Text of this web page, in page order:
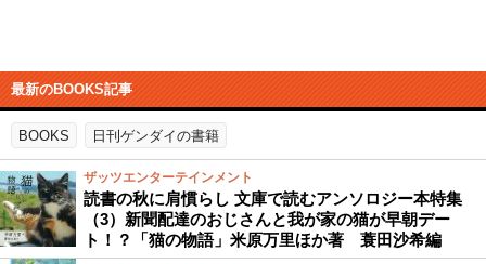
最新のBOOKS記事
BOOKS 日刊ゲンダイの書籍
ザッツエンターテインメント
読書の秋に肩慣らし 文庫で読むアンソロジー本特集
（3）新聞配達のおじさんと我が家の猫が早朝デー
ト！？「猫の物語」米原万里ほか著 蓑田沙希編